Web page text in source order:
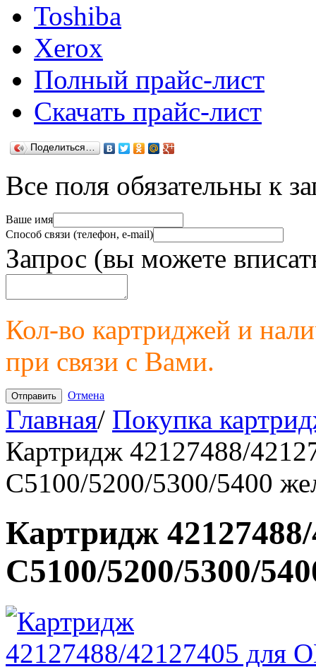
Toshiba
Xerox
Полный прайс-лист
Скачать прайс-лист
Поделиться…
Все поля обязательны к
Ваше имя
Способ связи (телефон, e-mail)
Запрос (вы можете
Кол-во картриджей и
при связи с Вами.
Отмена
Главная/ Покупка
Картридж 42127488/
C5100/5200/5300/5400
Картридж
C5100/5200/5300/